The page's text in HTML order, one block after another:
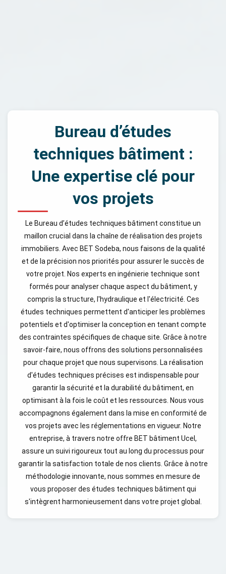
Bureau d’études
techniques bâtiment :
Une expertise clé pour
vos projets
Le Bureau d’études techniques bâtiment constitue un
maillon crucial dans la chaîne de réalisation des projets
immobiliers. Avec BET Sodeba, nous faisons de la qualité
et de la précision nos priorités pour assurer le succès de
votre projet. Nos experts en ingénierie technique sont
formés pour analyser chaque aspect du bâtiment, y
compris la structure, l'hydraulique et l'électricité. Ces
études techniques permettent d'anticiper les problèmes
potentiels et d'optimiser la conception en tenant compte
des contraintes spécifiques de chaque site. Grâce à notre
savoir-faire, nous offrons des solutions personnalisées
pour chaque projet que nous supervisons. La réalisation
d'études techniques précises est indispensable pour
garantir la sécurité et la durabilité du bâtiment, en
optimisant à la fois le coût et les ressources. Nous vous
accompagnons également dans la mise en conformité de
vos projets avec les réglementations en vigueur. Notre
entreprise, à travers notre offre BET bâtiment Ucel,
assure un suivi rigoureux tout au long du processus pour
garantir la satisfaction totale de nos clients. Grâce à notre
méthodologie innovante, nous sommes en mesure de
vous proposer des études techniques bâtiment qui
s'intègrent harmonieusement dans votre projet global.